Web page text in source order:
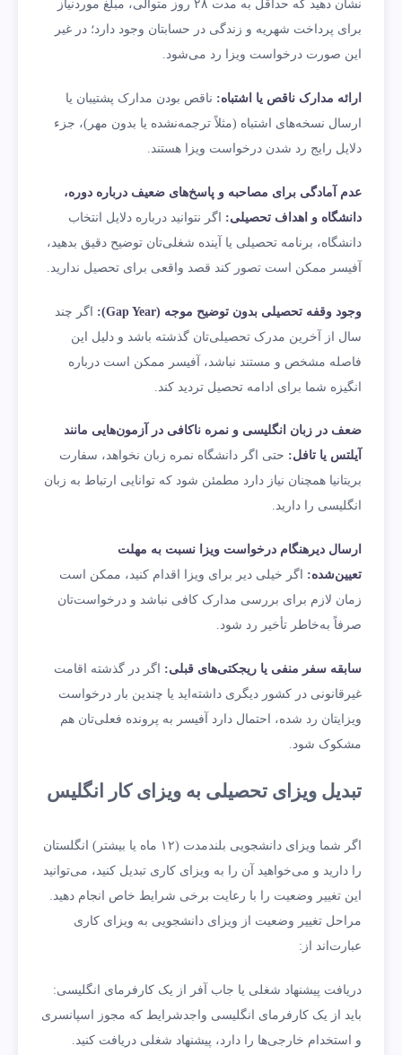
نشان دهید که حداقل به مدت ۲۸ روز متوالی، مبلغ موردنیاز
برای پرداخت شهریه و زندگی در حسابتان وجود دارد؛ در غیر
این‌ صورت درخواست ویزا رد می‌شود.
ارائه مدارک ناقص یا اشتباه: ناقص بودن مدارک پشتیبان یا
ارسال نسخه‌های اشتباه (مثلاً ترجمه‌نشده یا بدون مهر)، جزء
دلایل رایج رد شدن درخواست ویزا هستند.
عدم آمادگی برای مصاحبه و پاسخ‌های ضعیف درباره دوره،
دانشگاه و اهداف تحصیلی: اگر نتوانید درباره دلایل انتخاب
دانشگاه، برنامه تحصیلی یا آینده شغلی‌تان توضیح دقیق بدهید،
آفیسر ممکن است تصور کند قصد واقعی برای تحصیل ندارید.
وجود وقفه تحصیلی بدون توضیح موجه (Gap Year):
اگر چند
سال از آخرین مدرک تحصیلی‌تان گذشته باشد و دلیل این
فاصله مشخص و مستند نباشد، آفیسر ممکن است درباره
انگیزه شما برای ادامه تحصیل تردید کند.
ضعف در زبان انگلیسی و نمره ناکافی در آزمون‌هایی مانند
آیلتس یا تافل: حتی اگر دانشگاه نمره زبان نخواهد، سفارت
بریتانیا همچنان نیاز دارد مطمئن شود که توانایی ارتباط به زبان
انگلیسی را دارید.
ارسال دیرهنگام درخواست ویزا نسبت به مهلت
تعیین‌شده: اگر خیلی دیر برای ویزا اقدام کنید، ممکن است
زمان لازم برای بررسی مدارک کافی نباشد و درخواست‌تان
صرفاً به‌خاطر تأخیر رد شود.
سابقه سفر منفی یا ریجکتی‌های قبلی: اگر در گذشته اقامت
غیرقانونی در کشور دیگری داشته‌اید یا چندین بار درخواست
ویزایتان رد شده، احتمال دارد آفیسر به پرونده فعلی‌تان هم
مشکوک شود.
تبدیل ویزای تحصیلی به ویزای کار انگلیس
اگر شما ویزای دانشجویی بلندمدت (۱۲ ماه یا بیشتر) انگلستان
را دارید و می‌خواهید آن را به ویزای کاری تبدیل کنید، می‌توانید
این تغییر وضعیت را با رعایت برخی شرایط خاص انجام دهید.
مراحل تغییر وضعیت از ویزای دانشجویی به ویزای کاری
عبارت‌اند از:
دریافت پیشنهاد شغلی یا جاب آفر از یک کارفرمای انگلیسی:
باید از یک کارفرمای انگلیسی واجدشرایط که مجوز اسپانسری
و استخدام خارجی‌ها را دارد، پیشنهاد شغلی دریافت کنید.